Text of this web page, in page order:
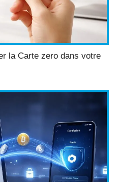
la Carte zero dans votre